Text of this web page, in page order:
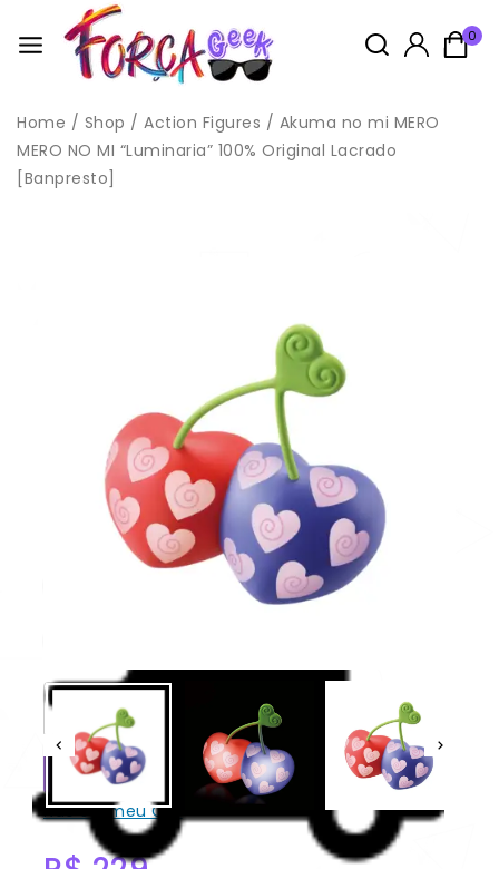
0
Home / Shop / Action Figures / Akuma no mi MERO
MERO NO MI “Luminaria” 100% Original Lacrado
[Banpresto]
Este produto não é considerado um brinquedo, pois é um
é em escala reduzida e não tem primordialmente valor de
conforme Norma NM 300-01/2002 – Portaria INMETRO Nº 108 de
13 de Junho de 2005, anexo II, item 2.
Todas as compras na loja acompanham brindes, enviados
aleatóriamente, sendo possivel escolher no carrinho.
Akuma no mi MERO MERO NO MI
“Luminaria” 100% Original
CONSULTAR
Não sei meu CEP